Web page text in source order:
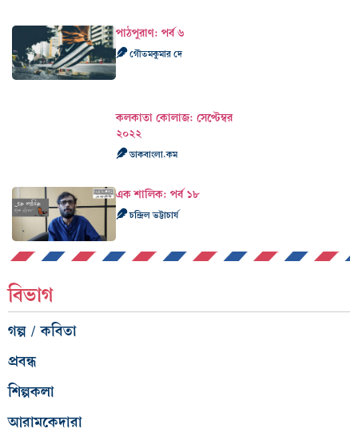
পাঠপুরাণ: পর্ব ৬
গৌতমকুমার দে
কলকাতা কোলাজ: সেপ্টেম্বর
২০২২
ডাকবাংলা.কম
এক শালিক: পর্ব ১৮
চন্দ্রিল ভট্টাচার্য
বিভাগ
গল্প / কবিতা
প্রবন্ধ
শিল্পকলা
আরামকেদারা